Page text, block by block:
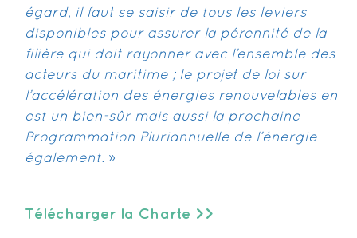
égard, il faut se saisir de tous les leviers
disponibles pour assurer la pérennité de la
filière qui doit rayonner avec l’ensemble des
acteurs du maritime ; le projet de loi sur
l’accélération des énergies renouvelables en
est un bien-sûr mais aussi la prochaine
Programmation Pluriannuelle de l’énergie
également. »
Télécharger la Charte >>